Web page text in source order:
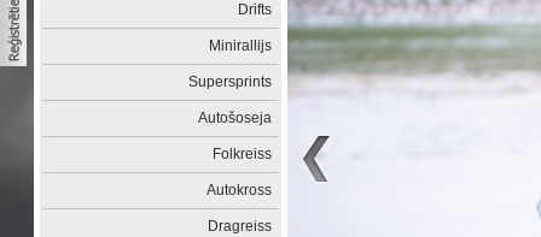
Drifts
Minirallijs
Supersprints
Autošoseja
Folkreiss
Autokross
Dragreiss